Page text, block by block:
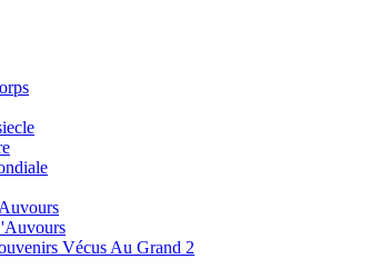
Vécus Au Grand 2